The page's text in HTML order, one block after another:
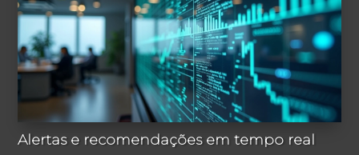
Alertas e recomendações em tempo real